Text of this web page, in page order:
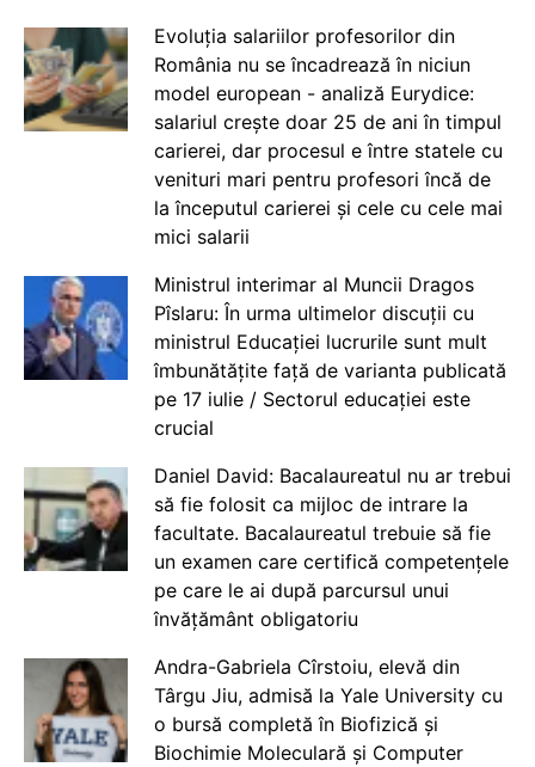
Evoluția salariilor profesorilor din
România nu se încadrează în niciun
model european - analiză Eurydice:
salariul crește doar 25 de ani în timpul
carierei, dar procesul e între statele cu
venituri mari pentru profesori încă de
la începutul carierei și cele cu cele mai
mici salarii
Ministrul interimar al Muncii Dragos
Pîslaru: În urma ultimelor discuții cu
ministrul Educației lucrurile sunt mult
îmbunătățite față de varianta publicată
pe 17 iulie / Sectorul educației este
crucial
Daniel David: Bacalaureatul nu ar trebui
să fie folosit ca mijloc de intrare la
facultate. Bacalaureatul trebuie să fie
un examen care certifică competențele
pe care le ai după parcursul unui
învățământ obligatoriu
Andra-Gabriela Cîrstoiu, elevă din
Târgu Jiu, admisă la Yale University cu
o bursă completă în Biofizică și
Biochimie Moleculară și Computer